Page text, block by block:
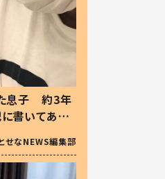
息子 約3年
書いてあっ
せなNEWS編集部